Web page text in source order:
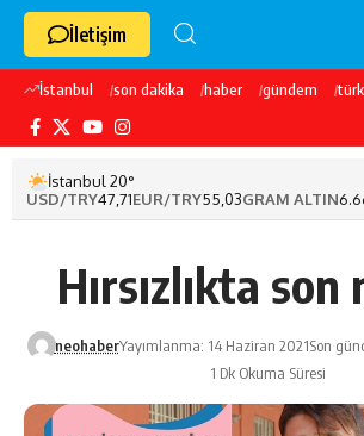
İletişim
İstanbul son dakika haber gündem
İstanbul 20°
USD/TRY47,71EUR/TRY55,03GRAM ALTIN
Hırsızlıkta
neohaberYayımlanma: 14 Haziran 2021Son
1 Dk Okuma Süresi